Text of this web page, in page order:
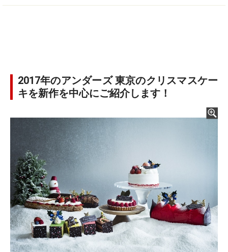
2017年のアンダーズ 東京のクリスマスケー
キを新作を中心にご紹介します！